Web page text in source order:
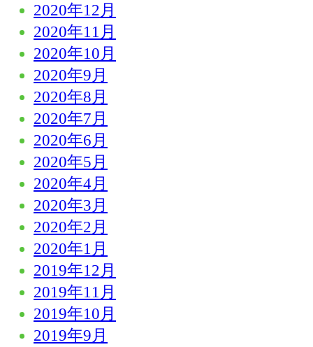
2020年12月
2020年11月
2020年10月
2020年9月
2020年8月
2020年7月
2020年6月
2020年5月
2020年4月
2020年3月
2020年2月
2020年1月
2019年12月
2019年11月
2019年10月
2019年9月